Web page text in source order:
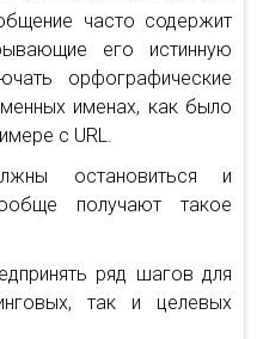
часто содержит
его истинную
орфографические
именах, как было
с URL.
остановиться и
получают такое
ряд шагов для
так и целевых